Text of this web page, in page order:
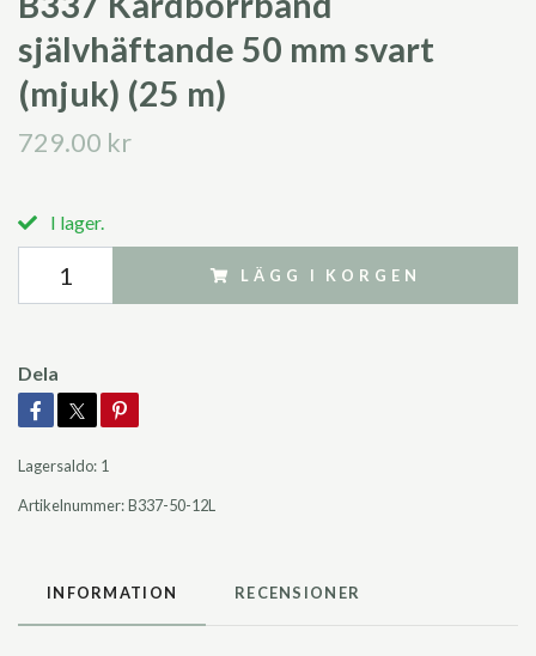
självhäftande 50 mm svart
(mjuk) (25 m)
729.00 kr
I lager.
LÄGG I KORGEN
Dela
Lagersaldo: 1
Artikelnummer:B337-50-12L
INFORMATION RECENSIONER